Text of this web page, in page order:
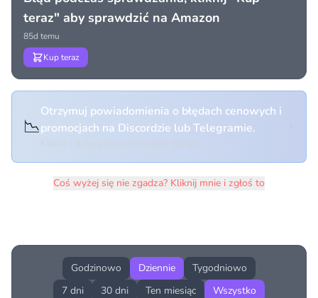
teraz" aby sprawdzić na Amazon
85d temu
Kup teraz
📉
Otrzymuj powiadomienia o błędach cenowych i
promocjach na Discordzie lub Telegramie.
Coś wyżej się nie zgadza? Kliknij mnie i zgłoś to
Godzinowo Dziennie
Tygodniowo
7 dni
30 dni Ten miesiąc Wszystko